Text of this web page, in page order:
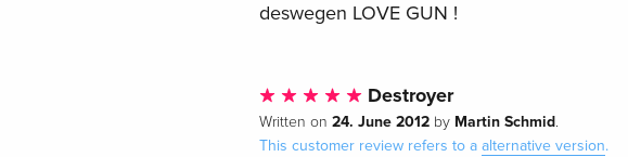
deswegen LOVE GUN !
Destroyer
Written on 24. June 2012by Martin Schmid.
This customer review refers to a alternative version.